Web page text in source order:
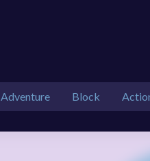
Adventure Block